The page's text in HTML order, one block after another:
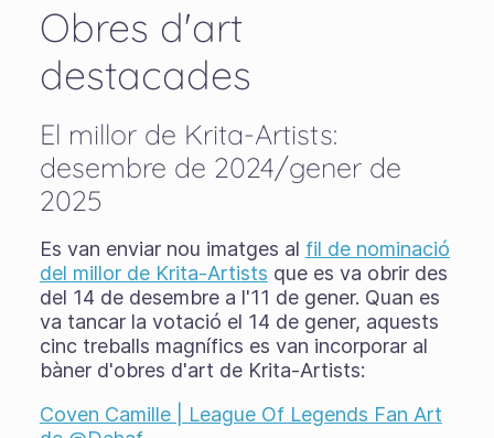
Obres d'art
destacades
El millor de Krita-Artists:
desembre de 2024/gener de
2025
Es van enviar nou imatges al fil de nominació
del millor de Krita-Artists que es va obrir des
del 14 de desembre a l'11 de gener. Quan es
va tancar la votació el 14 de gener, aquests
cinc treballs magnífics es van incorporar al
bàner d'obres d'art de Krita-Artists:
Coven Camille | League Of Legends Fan Art